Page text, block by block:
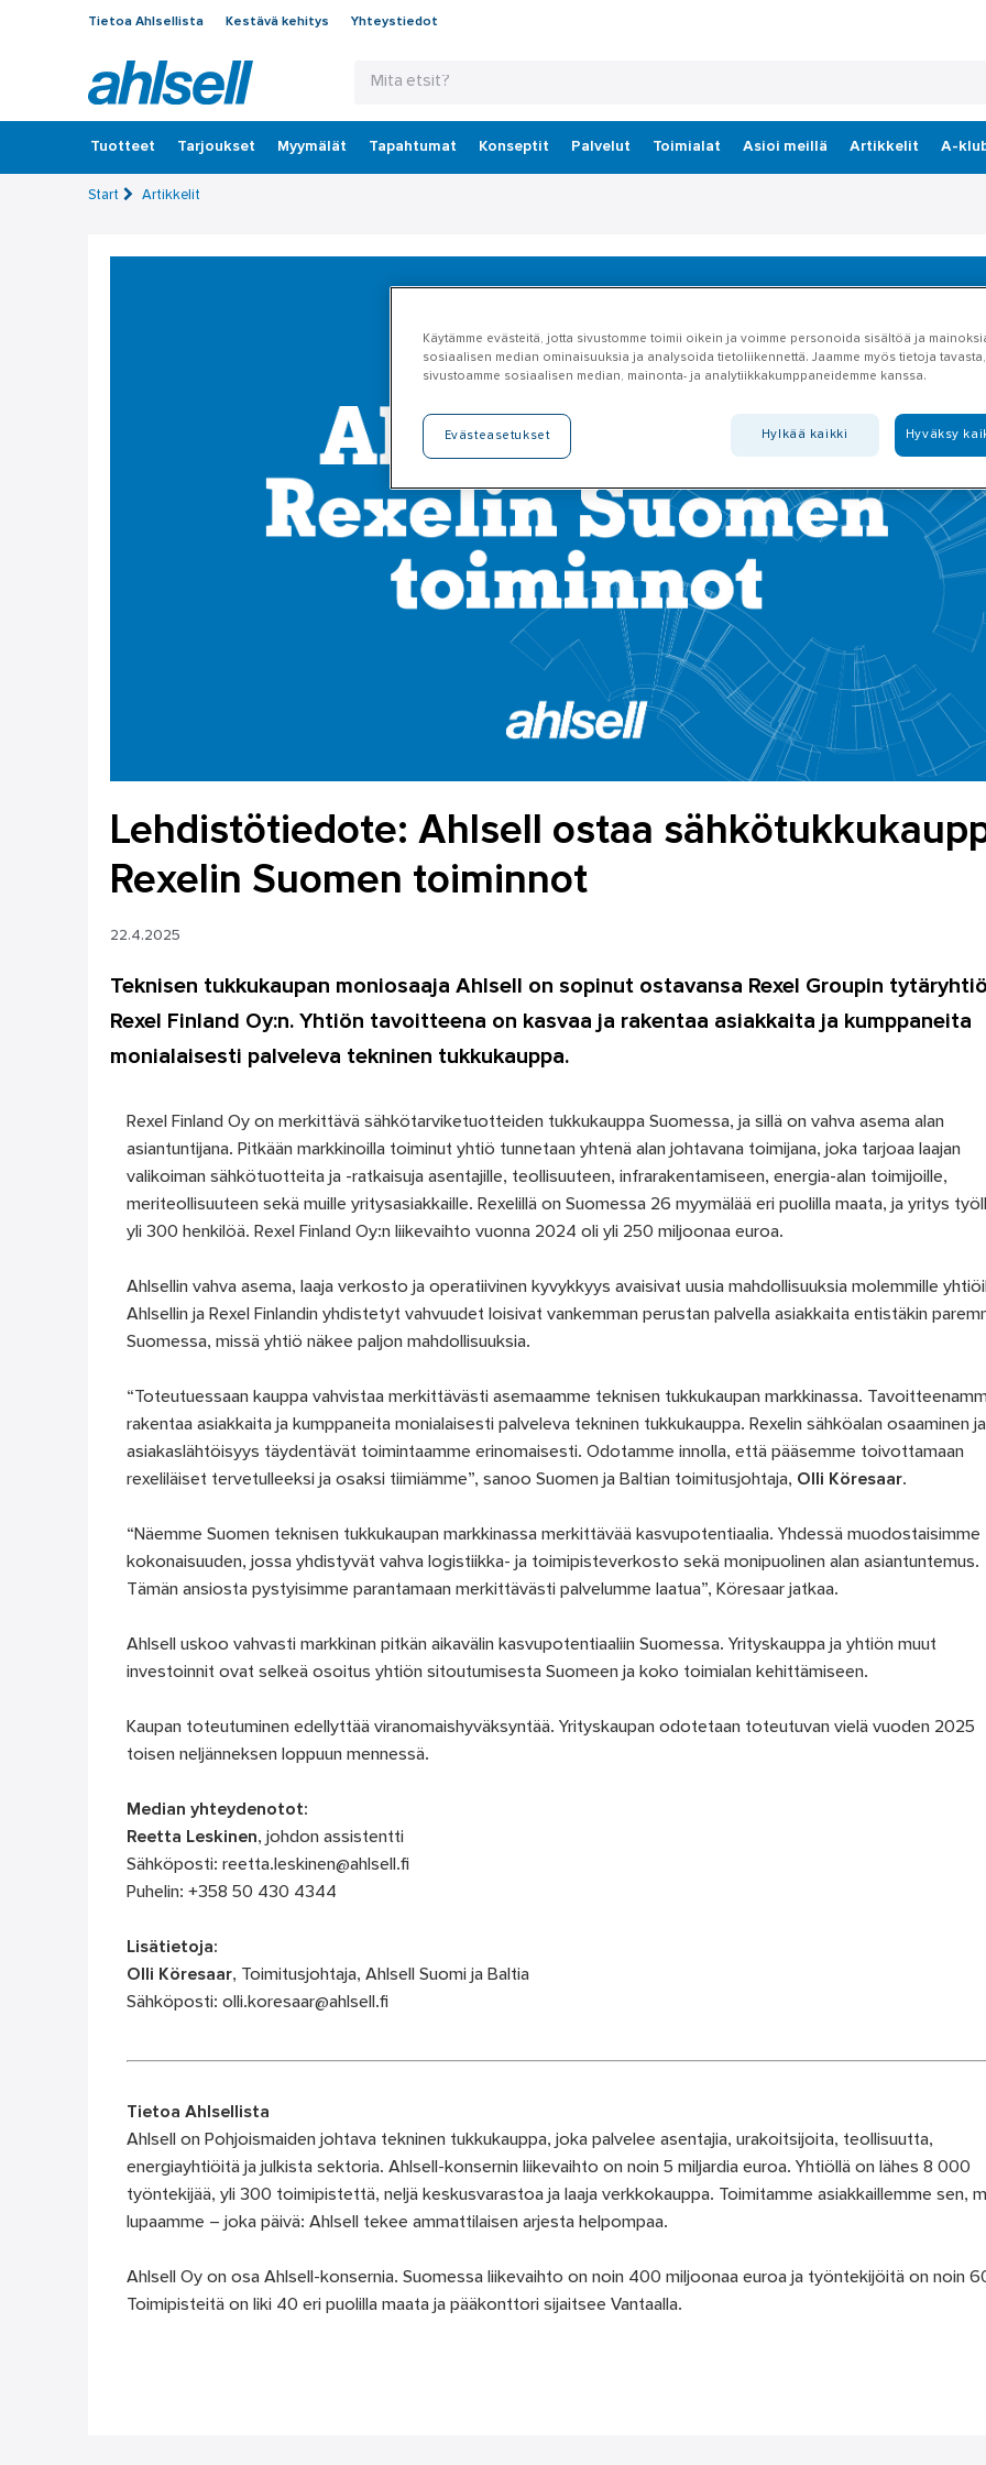
Tietoa Ahlsellista Kestävä kehitys Yhteystiedot
Tuotteet ‎Tarjoukset Myymälät Tapahtumat Konseptit Palvelut Toimialat Asioi meillä Artikkelit A-
Start Artikkelit
Lehdistötiedote: Ahlsell ostaa
Rexelin Suomen toiminnot
22.4.2025
Teknisen tukkukaupan moniosaaja Ahlsell on sopinut ostavansa Rexel Groupin
Rexel Finland Oy:n. Yhtiön tavoitteena on kasvaa ja rakentaa asiakkaita ja kumppaneita
monialaisesti palveleva tekninen tukkukauppa.
Rexel Finland Oy on merkittävä sähkötarviketuotteiden tukkukauppa Suomessa, ja sillä on vahva asema alan
asiantuntijana. Pitkään markkinoilla toiminut yhtiö tunnetaan yhtenä alan johtavana toimijana, joka tarjoaa laajan
valikoiman sähkötuotteita ja -ratkaisuja asentajille, teollisuuteen, infrarakentamiseen, energia-alan toimijoille,
meriteollisuuteen sekä muille yritysasiakkaille. Rexelillä on Suomessa 26 myymälää eri puolilla maata, ja yritys
yli 300 henkilöä. Rexel Finland Oy:n liikevaihto vuonna 2024 oli yli 250 miljoonaa euroa.
Ahlsellin vahva asema, laaja verkosto ja operatiivinen kyvykkyys avaisivat uusia mahdollisuuksia molemmille
Ahlsellin ja Rexel Finlandin yhdistetyt vahvuudet loisivat vankemman perustan palvella asiakkaita entistäkin
Suomessa, missä yhtiö näkee paljon mahdollisuuksia.
“Toteutuessaan kauppa vahvistaa merkittävästi asemaamme teknisen tukkukaupan markkinassa.
rakentaa asiakkaita ja kumppaneita monialaisesti palveleva tekninen tukkukauppa. Rexelin sähköalan osaaminen ja
asiakaslähtöisyys täydentävät toimintaamme erinomaisesti. Odotamme innolla, että pääsemme toivottamaan
rexeliläiset tervetulleeksi ja osaksi tiimiämme”, sanoo Suomen ja Baltian toimitusjohtaja, Olli Köresaar.
“Näemme Suomen teknisen tukkukaupan markkinassa merkittävää kasvupotentiaalia. Yhdessä muodostaisimme
kokonaisuuden, jossa yhdistyvät vahva logistiikka- ja toimipisteverkosto sekä monipuolinen alan asiantuntemus.
Tämän ansiosta pystyisimme parantamaan merkittävästi palvelumme laatua”, Köresaar jatkaa.
Ahlsell uskoo vahvasti markkinan pitkän aikavälin kasvupotentiaaliin Suomessa. Yrityskauppa ja yhtiön muut
investoinnit ovat selkeä osoitus yhtiön sitoutumisesta Suomeen ja koko toimialan kehittämiseen.
Kaupan toteutuminen edellyttää viranomaishyväksyntää. Yrityskaupan odotetaan toteutuvan vielä vuoden 2025
toisen neljänneksen loppuun mennessä.
Median yhteydenotot:
Reetta Leskinen, johdon assistentti
Sähköposti: reetta.leskinen@ahlsell.fi
Puhelin: +358 50 430 4344
Lisätietoja:
Olli Köresaar, Toimitusjohtaja, Ahlsell Suomi ja Baltia
Sähköposti: olli.koresaar@ahlsell.fi
Tietoa Ahlsellista
Ahlsell on Pohjoismaiden johtava tekninen tukkukauppa, joka palvelee asentajia, urakoitsijoita, teollisuutta,
energiayhtiöitä ja julkista sektoria. Ahlsell-konsernin liikevaihto on noin 5 miljardia euroa. Yhtiöllä on lähes 8 000
työntekijää, yli 300 toimipistettä, neljä keskusvarastoa ja laaja verkkokauppa. Toimitamme asiakkaillemme sen,
lupaamme – joka päivä: Ahlsell tekee ammattilaisen arjesta helpompaa.
Ahlsell Oy on osa Ahlsell-konsernia. Suomessa liikevaihto on noin 400 miljoonaa euroa ja työntekijöitä on noin
Toimipisteitä on liki 40 eri puolilla maata ja pääkonttori sijaitsee Vantaalla.
Käytämme evästeitä, jotta sivustomme toimii oikein ja voimme personoida sisältöä ja
sosiaalisen median ominaisuuksia ja analysoida tietoliikennettä. Jaamme myös tietoja
sivustoamme sosiaalisen median, mainonta- ja analytiikkakumppaneidemme kanssa.
Evästeasetukset Hylkää kaikki Hyväksy